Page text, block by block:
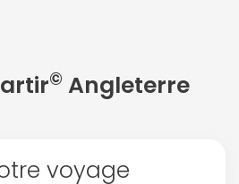
© Angleterre
voyage